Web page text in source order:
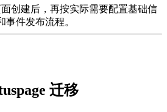
创建后，再按实际需要配置基础信
事件发布流程。
迁移